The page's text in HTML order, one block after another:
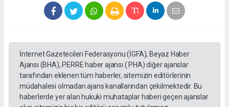
İnternet Gazetecileri Federasyonu (İGFA), Beyaz Haber
Ajansı (BHA), PERRE haber ajansı ( PHA) diğer ajanslar
tarafından eklenen tüm haberler, sitemizin editörlerinin
müdahalesi olmadan ajans kanallarından çekilmektedir. Bu
haberlerde yer alan hukuki muhataplar haberi geçen ajanslar